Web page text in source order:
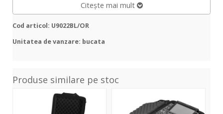
Citește mai mult
Cod articol: U9022BL/OR
Unitatea de vanzare: bucata
Produse similare pe stoc